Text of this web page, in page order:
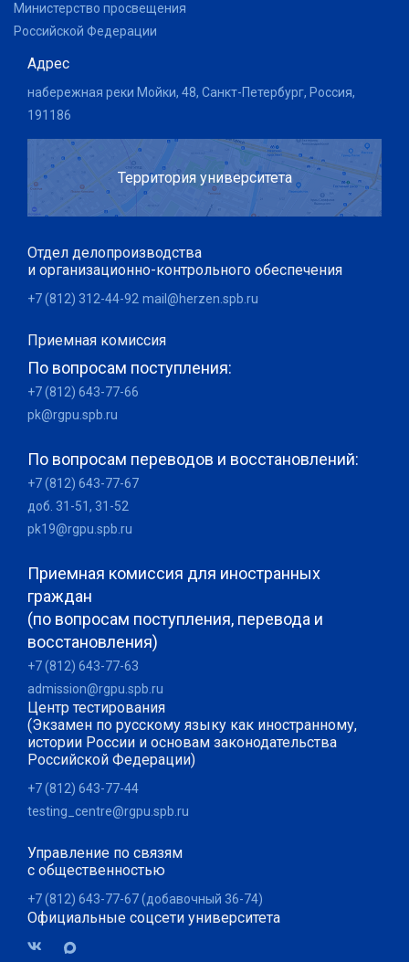
Министерство просвещения
Российской Федерации
Адрес
набережная реки Мойки, 48, Санкт-Петербург, Россия,
191186
Территория университета
Отдел делопроизводства
и организационно-контрольного обеспечения
+7 (812) 312-44-92 mail@herzen.spb.ru
Приемная комиссия
По вопросам поступления:
+7 (812) 643-77-66
pk@rgpu.spb.ru
По вопросам переводов и восстановлений:
+7 (812) 643-77-67
доб. 31-51, 31-52
pk19@rgpu.spb.ru
Приемная комиссия для иностранных
граждан
(по вопросам поступления, перевода и
восстановления)
+7 (812) 643-77-63
admission@rgpu.spb.ru
Центр тестирования
(Экзамен по русскому языку как иностранному,
истории России и основам законодательства
Российской Федерации)
+7 (812) 643-77-44
testing_centre@rgpu.spb.ru
Управление по связям
с общественностью
+7 (812) 643-77-67 (добавочный 36-74)
Официальные соцсети университета